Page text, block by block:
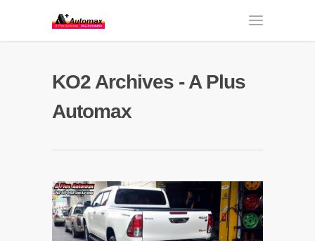
KO2 Archives - A Plus
Automax